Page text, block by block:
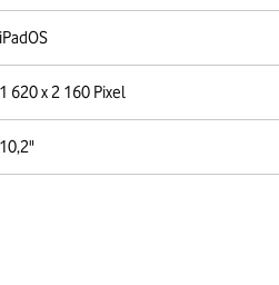
iPadOS
1 620 x 2 160 Pixel
10,2"